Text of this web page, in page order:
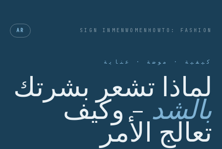
HOWTO: FASHION
WOMEN
MEN
SIGN IN
AR
كيفية · موضة · عناية
لماذا تشعر بشرتك
بالشد- وكيف
تعالج الأمر